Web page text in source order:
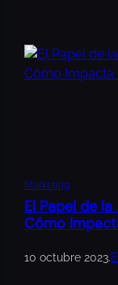
Marketing
El Papel de
Cómo
10 octubre 2023.